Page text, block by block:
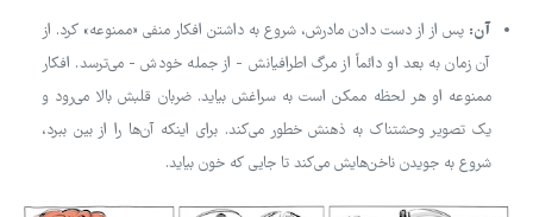
آن: پس از از دست دادن مادرش، شروع به داشتن افکار منفی «ممنوعه» کرد. از
آن زمان به بعد او دائماً از مرگ اطرافیانش - از جمله خودش - می‌ترسد. افکار
ممنوعه او هر لحظه ممکن است به سراغش بیاید. ضربان قلبش بالا می‌رود و
یک تصویر وحشتناک به ذهنش خطور می‌کند. برای اینکه آن‌ها را از بین ببرد،
شروع به جویدن ناخن‌هایش می‌کند تا جایی که خون بیاید.